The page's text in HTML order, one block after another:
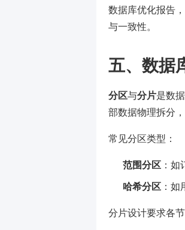
数据库优化报告
与一致性。
五、数据
分区与分片是数
部数据物理拆分
常见分区类型：
范围分区 ：
哈希分区 ：
分片设计要求各